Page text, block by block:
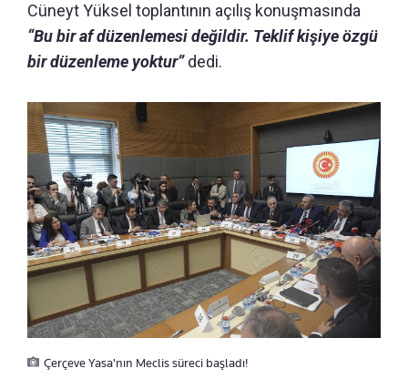
Cüneyt Yüksel toplantının açılış konuşmasında
“Bu bir af düzenlemesi değildir. Teklif kişiye özgü
bir düzenleme yoktur”dedi.
Çerçeve Yasa'nın Meclis süreci başladı!